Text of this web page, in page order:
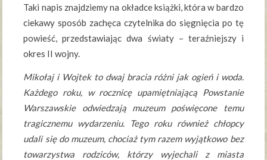
Taki napis znajdziemy na okładce książki, która w bardzo
ciekawy sposób zachęca czytelnika do sięgnięcia po tę
powieść, przedstawiając dwa światy – teraźniejszy i
okres II wojny.
Mikołaj i Wojtek to dwaj bracia różni jak ogień i woda.
Każdego roku, w rocznicę upamiętniającą Powstanie
Warszawskie odwiedzają muzeum poświęcone temu
tragicznemu wydarzeniu. Tego roku również chłopcy
udali się do muzeum, chociaż tym razem wyjątkowo bez
towarzystwa rodziców, którzy wyjechali z miasta